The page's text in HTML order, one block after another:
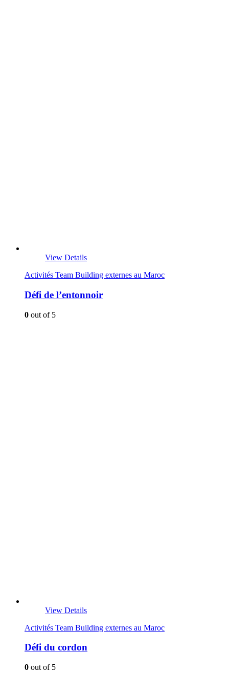
View Details
Activités Team Building externes au Maroc
Défi de l’entonnoir
0 out of 5
View Details
Activités Team Building externes au Maroc
Défi du cordon
0 out of 5